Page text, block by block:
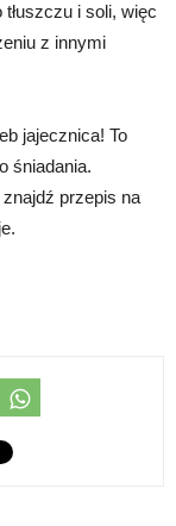
i soli, więc
z innymi
jajecznica! To
śniadania.
przepis na